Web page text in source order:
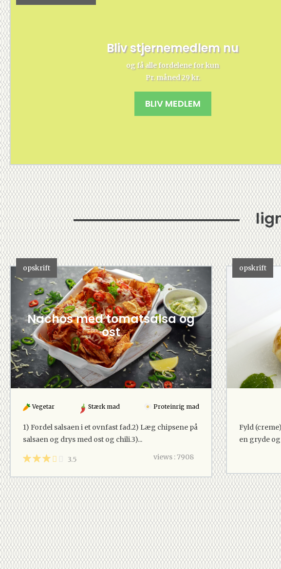
Bliv stjernemedlem nu
og få alle fordelene for kun
Pr. måned 29 kr.
BLIV MEDLEM
opskrift
Nachos med tomatsalsa og
ost
Vegetar Stærk mad Proteinrig mad
1) Fordel salsaen i et ovnfast fad.2) Læg chipsene på
salsaen og drys med ost og chili.3)...
3.5 views : 7908
opskrift
Fyld
en gryde